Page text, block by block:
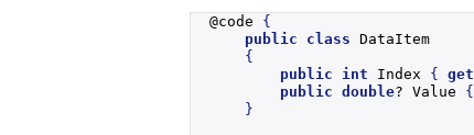
@code {
public
class DataItem
{
public
int Index { get
public double? Value {
}